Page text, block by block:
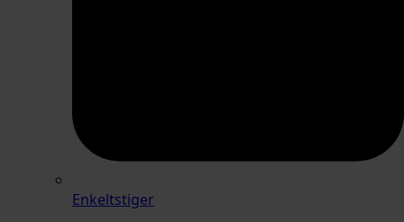
Enkeltstiger